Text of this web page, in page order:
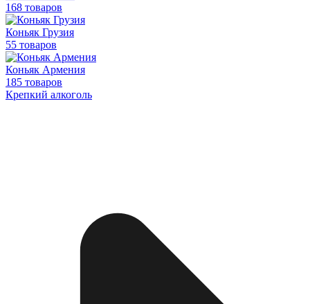
168 товаров
Коньяк Грузия
55 товаров
Коньяк Армения
185 товаров
Крепкий алкоголь